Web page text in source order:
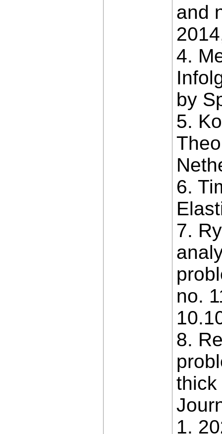
and
4.
by
5.
6.
7.
no.
8.
thick
1.